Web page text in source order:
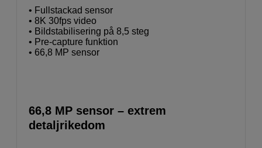
• Fullstackad sensor
• 8K 30fps video
• Bildstabilisering på 8,5 steg
• Pre-capture funktion
• 66,8 MP sensor
66,8 MP sensor – extrem
detaljrikedom